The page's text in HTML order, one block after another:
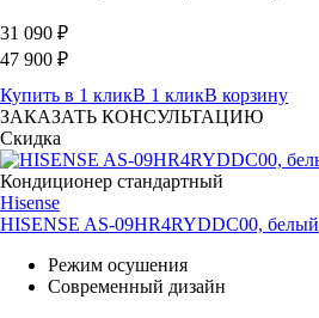
31 090 ₽
47 900 ₽
Купить в 1 кликВ 1 кликВ корзину
ЗАКАЗАТЬ КОНСУЛЬТАЦИЮ
Скидка
Кондиционер стандартный
Hisense
HISENSE AS-09HR4RYDDC00, белый
Режим осушения
Современный дизайн